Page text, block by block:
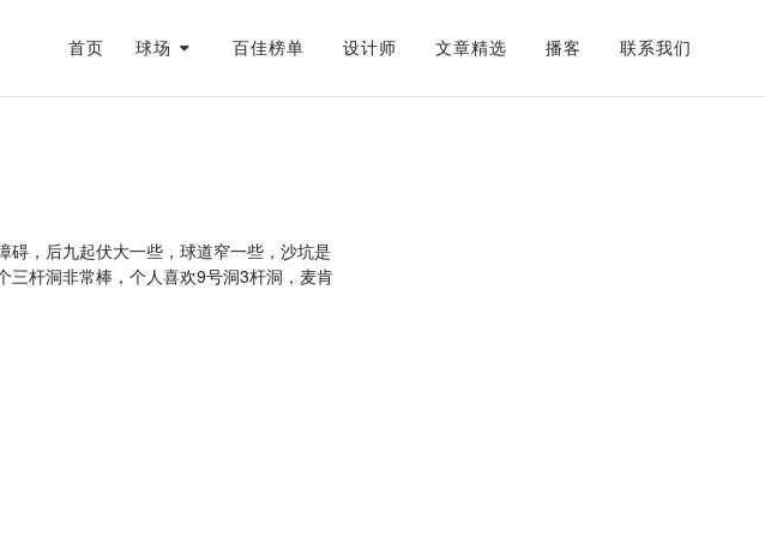
首页 球场 百佳榜单 设计师 文章精选 播客 联系我们
，后九起伏大一些，球道窄一些，沙坑是
三杆洞非常棒，个人喜欢9号洞3杆洞，麦肯